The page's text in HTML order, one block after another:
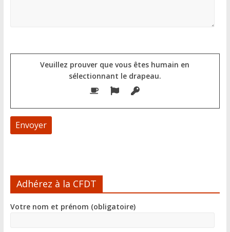
Veuillez prouver que vous êtes humain en
sélectionnant le drapeau.
l
e
r
Adhérez à la CFDT
Votre nom et prénom (obligatoire)